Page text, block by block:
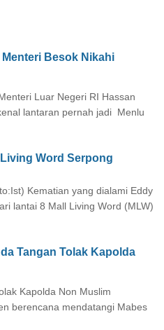
Besok Nikahi
Luar Negeri RI Hassan
lantaran pernah jadi Menlu
Word Serpong
Kematian yang dialami Eddy
lantai 8 Mall Living Word (MLW)
Tangan Tolak Kapolda
Kapolda Non Muslim
berencana mendatangi Mabes